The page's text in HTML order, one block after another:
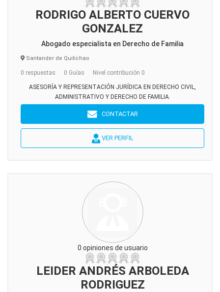
RODRIGO ALBERTO CUERVO
GONZALEZ
Abogado especialista en Derecho de Familia
Santander de Quilichao
0 respuestas 0 Guías Nivel contribución 0
ASESORÍA Y REPRESENTACIÓN JURÍDICA EN DERECHO CIVIL,
ADMINISTRATIVO Y DERECHO DE FAMILIA.
CONTACTAR
VER PERFIL
0 opiniones de usuario
LEIDER ANDRÉS ARBOLEDA
RODRIGUEZ